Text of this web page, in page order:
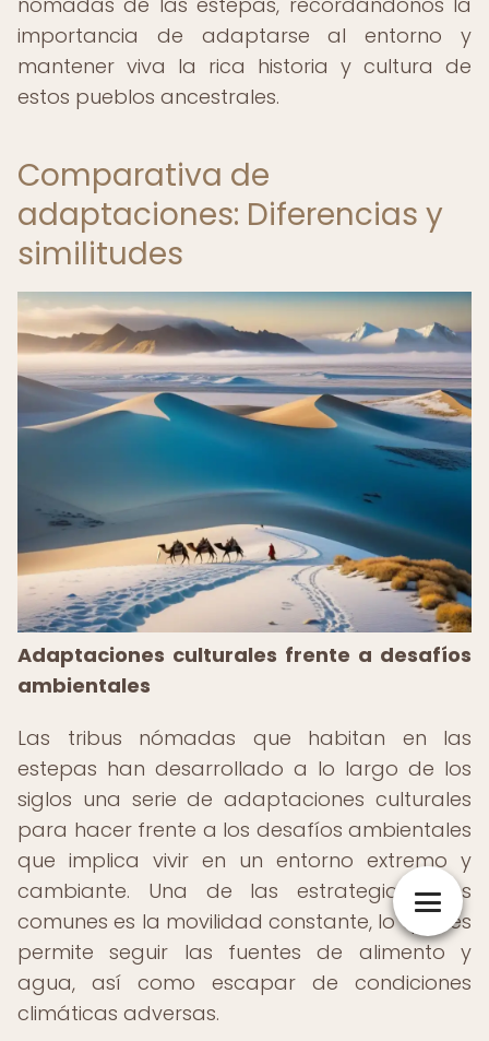
importancia de adaptarse al entorno y
mantener viva la rica historia y cultura de
estos pueblos ancestrales.
Comparativa de
adaptaciones: Diferencias y
similitudes
Adaptaciones culturales frente a desafíos
ambientales
Las tribus nómadas que habitan en las
estepas han desarrollado a lo largo de los
siglos una serie de adaptaciones culturales
para hacer frente a los desafíos ambientales
que implica vivir en un entorno extremo y
cambiante. Una de las estrategias más
comunes es la movilidad constante, lo que les
permite seguir las fuentes de alimento y
agua, así como escapar de condiciones
climáticas adversas.